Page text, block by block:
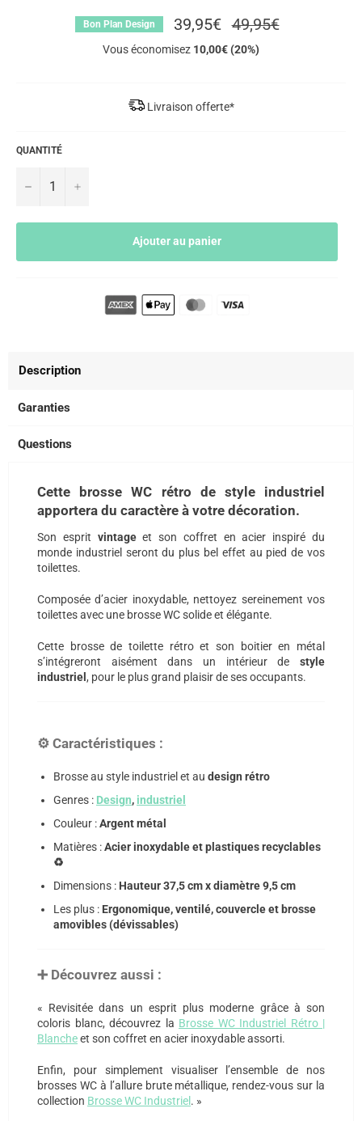
Bon Plan Design 39,95€
Prix
régulier
49,95€
Vous économisez 10,00€ (20%)
Livraison offerte*
QUANTITÉ
− +
Ajouter au panier
Description
Garanties
Questions
Cette brosse WC rétro de style industriel
apportera du caractère à votre décoration.
Son esprit vintageet son coffret en acier inspiré du
monde industriel seront du plus bel effet au pied de vos
toilettes.
Composée d’acier inoxydable, nettoyez sereinement vos
toilettes avec une brosse WC solide et élégante.
Cette brosse de toilette rétro et son boitier en métal
s’intégreront aisément dans un intérieur de style
industriel , pour le plus grand plaisir de ses occupants.
⚙️ Caractéristiques :
Brosse au style industriel et au design rétro
Genres : Design, industriel
Couleur :Argent métal
Matières :Acier inoxydable et plastiques recyclables
♻️
Dimensions : Hauteur 37,5 cm x diamètre 9,5 cm
Les plus : Ergonomique, ventilé, couvercle et brosse
amovibles (dévissables)
➕ Découvrez aussi :
« Revisitée dans un esprit plus moderne grâce à son
coloris blanc, découvrez la Brosse WC Industriel Rétro |
Blancheet son coffret en acier inoxydable assorti.
Enfin, pour simplement visualiser l’ensemble de nos
brosses WC à l’allure brute métallique, rendez-vous sur la
collection Brosse WC Industriel . »